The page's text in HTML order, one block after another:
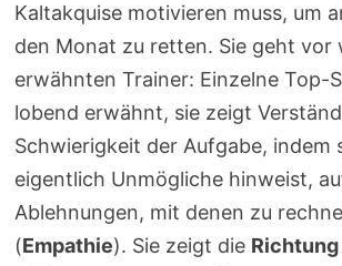
Kaltakquise motivieren muss, um
den Monat zu retten. Sie geht vor
erwähnten Trainer: Einzelne Top-
lobend erwähnt, sie zeigt
Schwierigkeit der Aufgabe, indem
eigentlich Unmögliche hinweist,
Ablehnungen, mit denen zu
(Empathie). Sie zeigt die Richtung